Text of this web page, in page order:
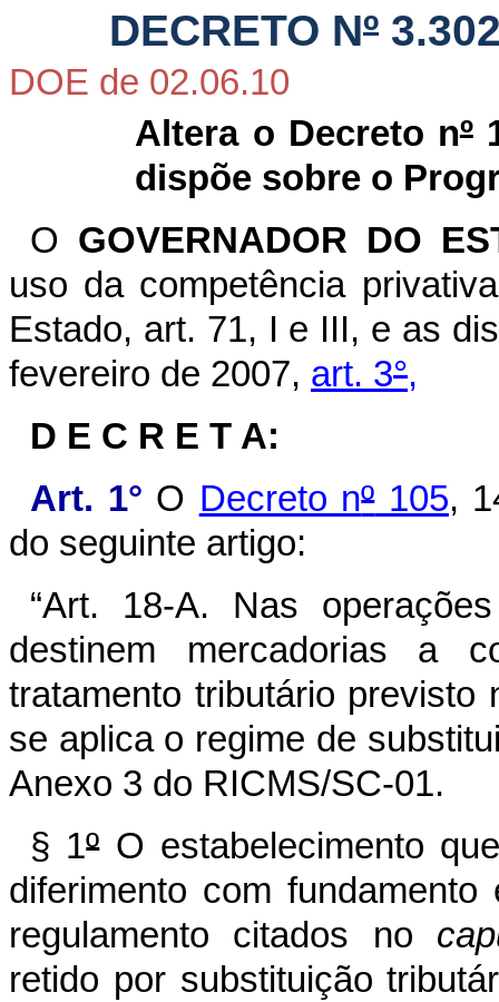
DECRETO Nº
DOE de 02.06.10
Altera o Decreto nº
dispõe sobre o
O GOVERNADOR DO
uso da competência
Estado, art. 71, I e III, e as
fevereiro de 2007, art. 3°,
D E C R E T A:
Art. 1° O Decreto nº105,
do seguinte artigo:
“Art. 18-A. Nas
destinem mercadorias a
tratamento tributário previsto
se aplica o regime de
Anexo 3 do RICMS/SC-01.
§ 1º O estabelecimento
diferimento com
regulamento citados no
retido por substituição